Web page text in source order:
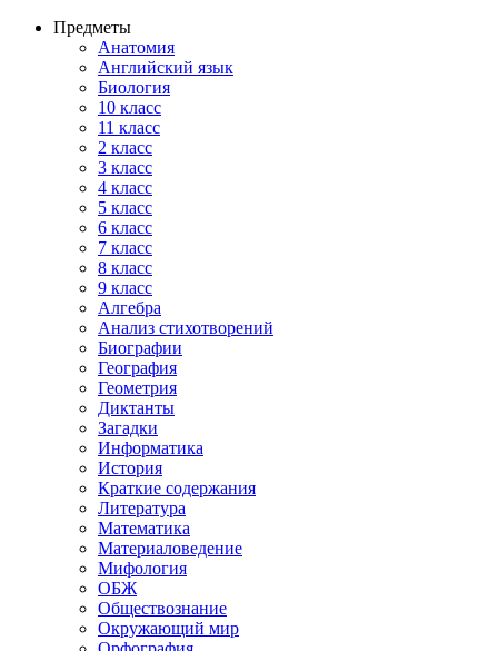
Предметы
Анатомия
Английский язык
Биология
10 класс
11 класс
2 класс
3 класс
4 класс
5 класс
6 класс
7 класс
8 класс
9 класс
Алгебра
Анализ стихотворений
Биографии
География
Геометрия
Диктанты
Загадки
Информатика
История
Краткие содержания
Литература
Математика
Материаловедение
Мифология
ОБЖ
Обществознание
Окружающий мир